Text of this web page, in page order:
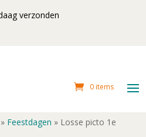
verzonden
0 items
» Feestdagen » Losse picto 1e